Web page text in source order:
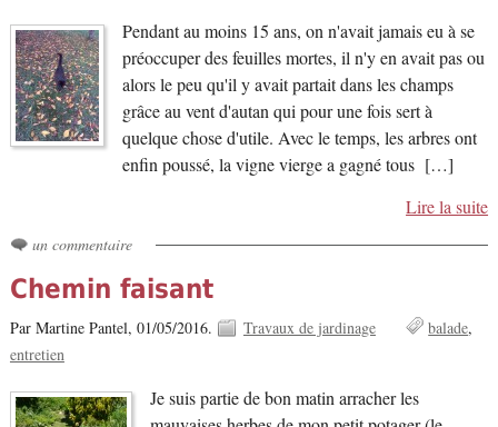
Pendant au moins 15 ans, on n'avait jamais eu à se
préoccuper des feuilles mortes, il n'y en avait pas ou
alors le peu qu'il y avait partait dans les champs
grâce au vent d'autan qui pour une fois sert à
quelque chose d'utile. Avec le temps, les arbres ont
enfin poussé, la vigne vierge a gagné tous […]
Lire la suite
un commentaire
Chemin faisant
Par Martine Pantel, 01/05/2016. Travaux de jardinage
balade
entretien
Je suis partie de bon matin arracher les